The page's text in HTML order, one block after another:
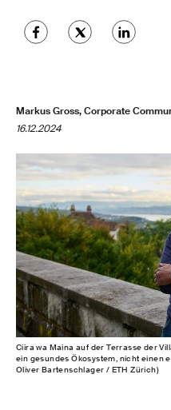
Markus Gross, Corporate
16.12.2024
Ciira wa Maina auf der Terrasse der
ein gesundes Ökosystem, nicht einen
Oliver Bartenschlager / ETH Zürich)